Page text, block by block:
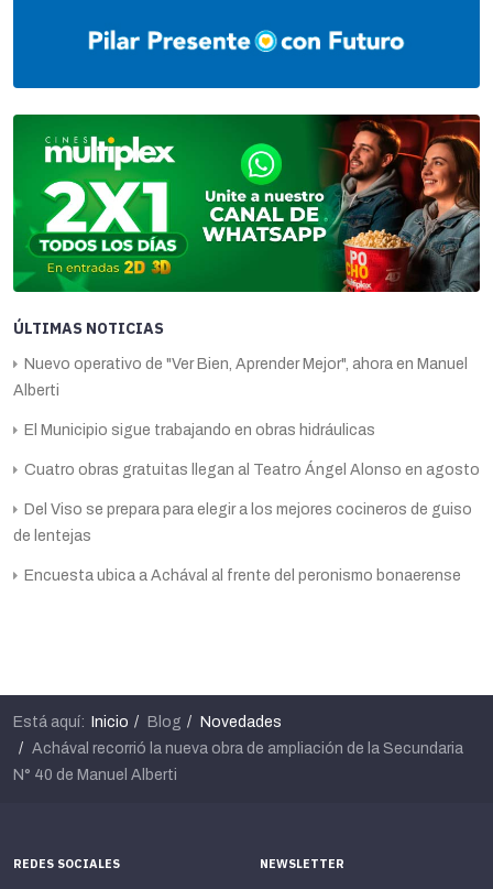
ÚLTIMAS NOTICIAS
Nuevo operativo de "Ver Bien, Aprender Mejor", ahora en Manuel
Alberti
El Municipio sigue trabajando en obras hidráulicas
Cuatro obras gratuitas llegan al Teatro Ángel Alonso en agosto
Del Viso se prepara para elegir a los mejores cocineros de guiso
de lentejas
Encuesta ubica a Achával al frente del peronismo bonaerense
Está aquí: Inicio Blog
Novedades
Achával recorrió la nueva obra de ampliación de la Secundaria
N° 40 de Manuel Alberti
REDES SOCIALES NEWSLETTER